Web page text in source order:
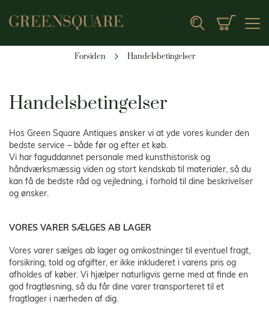
Search Min
Forsiden Handelsbetingelser
Handelsbetingelser
Hos Green Square Antiques ønsker vi at yde vores kunder den
bedste service – både før og efter et køb.
Vi har faguddannet personale med kunsthistorisk og
håndværksmæssig viden og stort kendskab til materialer, så du
kan få de bedste råd og vejledning, i forhold til dine beskrivelser
og ønsker.
VORES VARER SÆLGES AB LAGER
Vores varer sælges ab lager og omkostninger til eventuel fragt,
forsikring, told og afgifter, er ikke inkluderet i varens pris og
afholdes af køber. Vi hjælper naturligvis gerne med at finde en
god fragtløsning, så du får dine varer transporteret til et
fragtlager i nærheden af dig.